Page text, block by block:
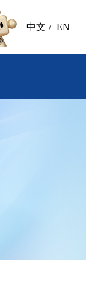
中文 / EN